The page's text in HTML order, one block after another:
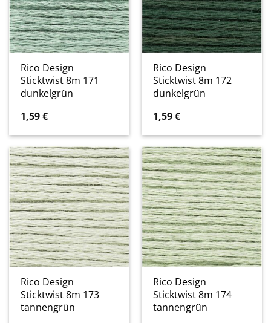
Rico Design
Sticktwist 8m 171
dunkelgrün
1,59€
Rico Design
Sticktwist 8m 172
dunkelgrün
1,59€
Rico Design
Sticktwist 8m 173
tannengrün
Rico Design
Sticktwist 8m 174
tannengrün